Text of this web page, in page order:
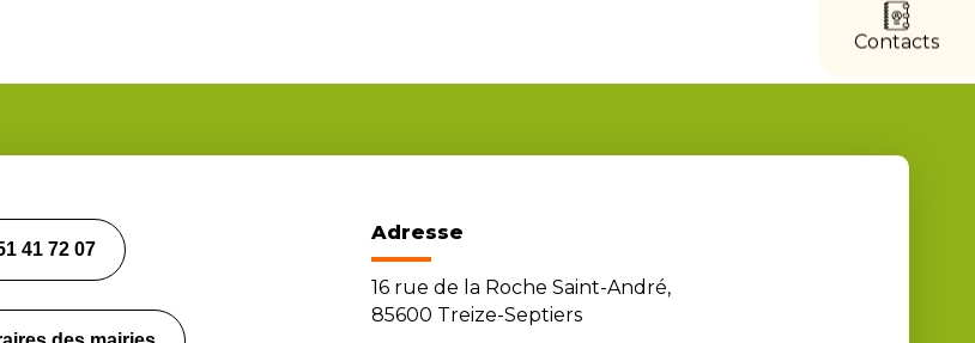
Contacts
41 72 07
Adresse
16 rue de la Roche Saint-André,
85600 Treize-Septiers